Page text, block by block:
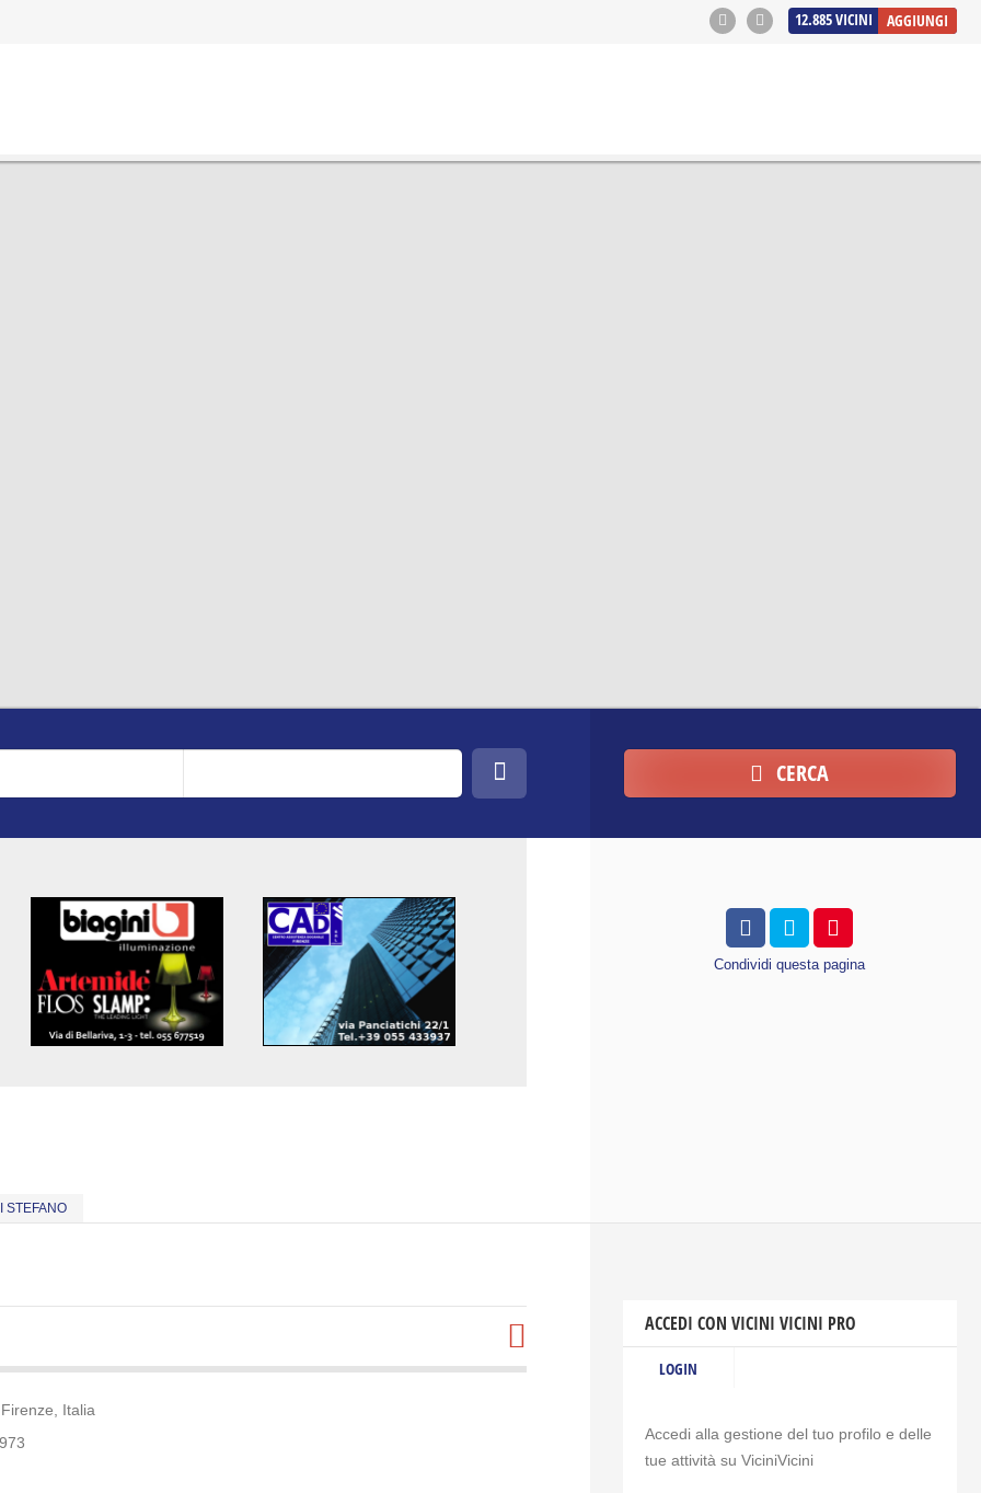
12.885VICINI AGGIUNGI
CERCA
STEFANO
Condividi questa pagina
Italia
ACCEDI CON VICINI VICINI PRO
LOGIN
Accedi alla gestione del tuo profilo e delle
tue attività su ViciniVicini